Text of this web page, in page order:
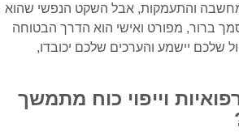
והתעמקות, אבל השקט הנפשי שהוא
ברור, מפורט ואישי הוא הדרך הבטוחה
שלכם יישמע והערכים שלכם יכובדו,
וייפוי כוח מתמשך